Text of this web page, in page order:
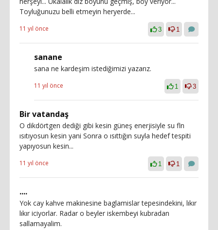
Toyluğunuzu belli etmeyin heryerde...
11 yıl önce 3 1
sanane
sana ne kardeşim istediğimizi yazarız.
11 yıl önce 1 3
Bir vatandaş
O dikdörtgen dediği gibi kesin güneş enerjisiyle su fln
ısıtıyosun kesin yani Sonra o ısıttığın suyla hedef tespiti
yapıyosun kesin...
11 yıl önce 1 1
....
Yok cay kahve makinesine baglamislar tepesindekini, lıkır
lıkır iciyorlar. Radar o beyler iskembeyi kubradan
sallamayalim.